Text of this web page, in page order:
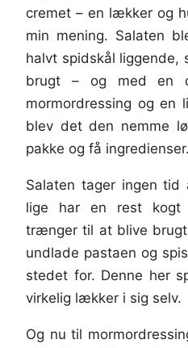
cremet – en lækker og
min mening. Salaten
halvt spidskål
brugt – og med en
mormordressing og en
blev det den nemme
pakke og få ingredienser.
Salaten tager ingen
lige har en rest kogt
trænger til at blive
undlade pastaen og
stedet for. Denne her
virkelig lækker i sig selv.
Og nu til